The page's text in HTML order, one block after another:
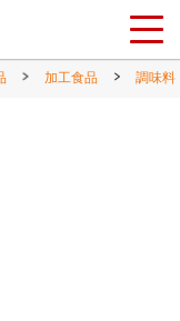
加工食品 調味料